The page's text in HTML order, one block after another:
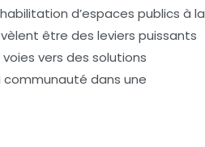
d’espaces publics à la
être des leviers puissants
vers des solutions
dans une